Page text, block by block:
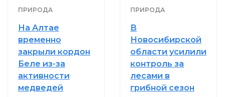
ПРИРОДА
На Алтае
временно
закрыли кордон
Беле из-за
активности
медведей
ПРИРОДА
В
Новосибирской
области усилили
контроль за
лесами в
грибной сезон